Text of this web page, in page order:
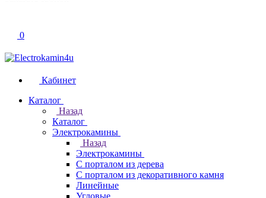
0
Кабинет
Каталог
Назад
Каталог
Электрокамины
Назад
Электрокамины
С порталом из дерева
С порталом из декоративного камня
Линейные
Угловые